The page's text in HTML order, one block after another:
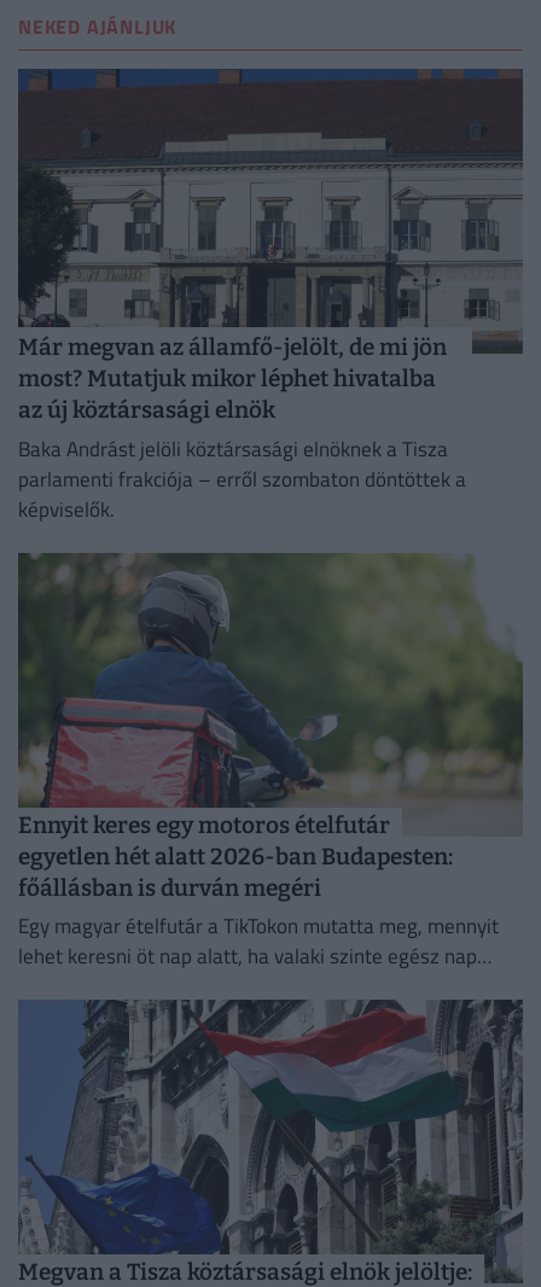
NEKED AJÁNLJUK
Már megvan az államfő-jelölt, de mi jön
most? Mutatjuk mikor léphet hivatalba
az új köztársasági elnök
Baka Andrást jelöli köztársasági elnöknek a Tisza
parlamenti frakciója – erről szombaton döntöttek a
képviselők.
Ennyit keres egy motoros ételfutár
egyetlen hét alatt 2026-ban Budapesten:
főállásban is durván megéri
Egy magyar ételfutár a TikTokon mutatta meg, mennyit
lehet keresni öt nap alatt, ha valaki szinte egész nap
Megvan a Tisza köztársasági elnök jelöltje: